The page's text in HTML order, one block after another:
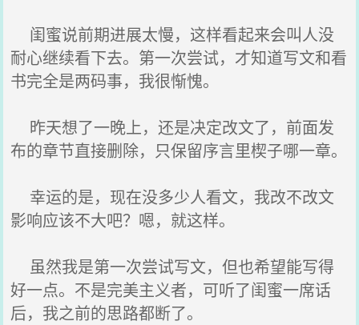
闺蜜说前期进展太慢，这样看起来会叫人没
耐心继续看下去。第一次尝试，才知道写文和看
书完全是两码事，我很惭愧。
昨天想了一晚上，还是决定改文了，前面发
布的章节直接删除，只保留序言里楔子哪一章。
幸运的是，现在没多少人看文，我改不改文
影响应该不大吧？嗯，就这样。
虽然我是第一次尝试写文，但也希望能写得
好一点。不是完美主义者，可听了闺蜜一席话
后，我之前的思路都断了。